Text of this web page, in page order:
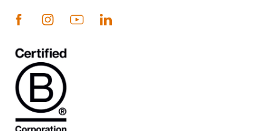
Suivez-nous sur Facebook
Suivez-nous sur Instagram
Suivez-nous sur Youtube